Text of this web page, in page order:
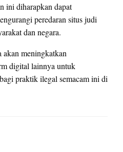
ini diharapkan dapat
peredaran situs judi
dan negara.
meningkatkan
digital lainnya untuk
praktik ilegal semacam ini di